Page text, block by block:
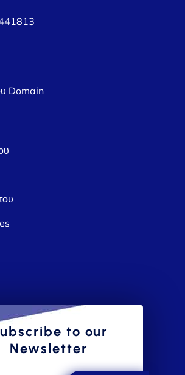
Domain
to our
Newsletter